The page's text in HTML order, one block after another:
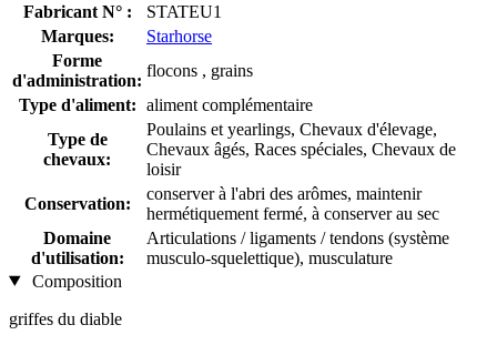
Fabricant N° :
STATEU1
Marques:
Starhorse
Forme
d'administration:
flocons , grains
Type d'aliment: aliment complémentaire
Type de
chevaux:
Poulains et yearlings, Chevaux d'élevage,
Chevaux âgés, Races spéciales, Chevaux de
loisir
Conservation:
conserver à l'abri des arômes, maintenir
hermétiquement fermé, à conserver au sec
Domaine
d'utilisation:
Articulations / ligaments / tendons (système
musculo-squelettique), musculature
Composition
griffes du diable